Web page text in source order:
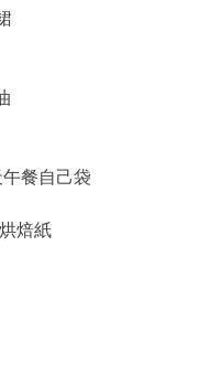
餐自己袋
焙紙